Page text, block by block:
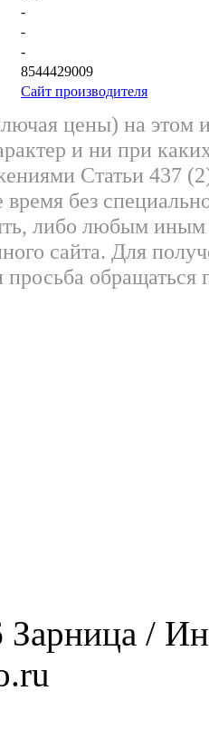
-
-
-
8544429009
Сайт производителя
цены) на этом
и ни при
Статьи 437
без
либо любым
сайта. Для
просьба
/